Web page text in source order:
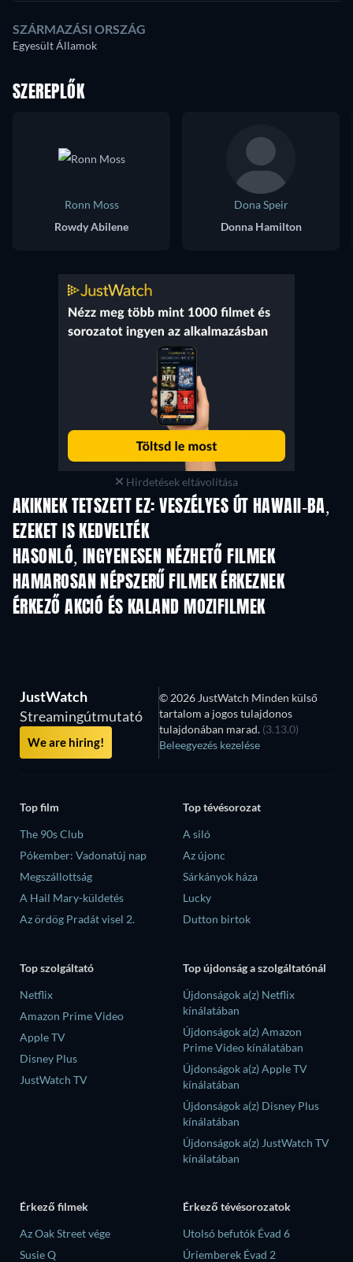
SZÁRMAZÁSI ORSZÁG
Egyesült Államok
SZEREPLŐK
Ronn Moss
Rowdy Abilene
Dona Speir
Donna Hamilton
Hirdetések eltávolítása
AKIKNEK TETSZETT EZ: VESZÉLYES ÚT HAWAII-BA,
EZEKET IS KEDVELTÉK
HASONLÓ, INGYENESEN NÉZHETŐ FILMEK
HAMAROSAN NÉPSZERŰ FILMEK ÉRKEZNEK
ÉRKEZŐ AKCIÓ ÉS KALAND MOZIFILMEK
JustWatch
Streamingútmutató
We are hiring!
© 2026 JustWatch Minden külső
tartalom a jogos tulajdonos
tulajdonában marad. (3.13.0)
Beleegyezés kezelése
Top film
The 90s Club
Pókember: Vadonatúj nap
Megszállottság
A Hail Mary-küldetés
Az ördög Pradát visel 2.
Top tévésorozat
A siló
Az újonc
Sárkányok háza
Lucky
Dutton birtok
Top szolgáltató
Netflix
Amazon Prime Video
Apple TV
Disney Plus
JustWatch TV
Top újdonság a szolgáltatónál
Újdonságok a(z) Netflix
kínálatában
Újdonságok a(z) Amazon
Prime Video kínálatában
Újdonságok a(z) Apple TV
kínálatában
Újdonságok a(z) Disney Plus
kínálatában
Újdonságok a(z) JustWatch TV
kínálatában
Érkező filmek
Az Oak Street vége
Susie Q
Érkező tévésorozatok
Utolsó befutók Évad 6
Úriemberek Évad 2